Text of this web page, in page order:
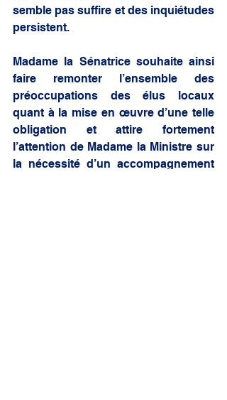
semble pas suffire et des inquiétudes
persistent.
Madame la Sénatrice souhaite ainsi
faire remonter l’ensemble des
préoccupations des élus locaux
quant à la mise en œuvre d’une telle
obligation et attire fortement
l’attention de Madame la Ministre sur
la nécessité d’un accompagnement